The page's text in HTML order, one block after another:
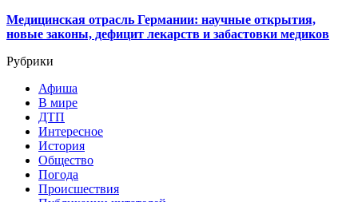
Медицинская отрасль Германии: научные открытия,
новые законы, дефицит лекарств и забастовки медиков
Рубрики
Афиша
В мире
ДТП
Интересное
История
Общество
Погода
Происшествия